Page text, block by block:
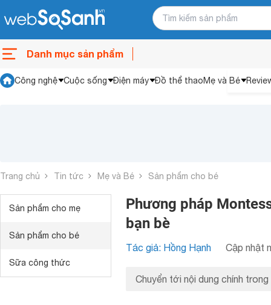
Danh mục sản phẩm
Công nghệ Cuộc sống Điện máy Đồ thể thaoMẹ và Bé
Trang chủ Tin tức Mẹ và Bé Sản phẩm cho bé
Sản phẩm cho mẹ
Sản phẩm cho bé
Sữa công thức
Phương pháp
bạn bè
Tác giả: Hồng Hạnh Cập nhật
Chuyển tới nội dung chính trong